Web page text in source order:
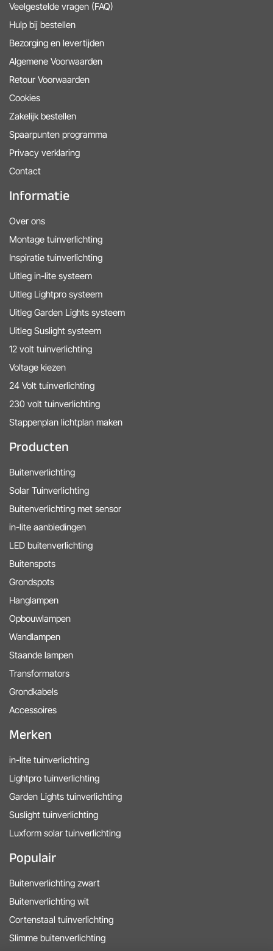
Veelgestelde vragen (FAQ)
Hulp bij bestellen
Bezorging en levertijden
Algemene Voorwaarden
Retour Voorwaarden
Cookies
Zakelijk bestellen
Spaarpunten programma
Privacy verklaring
Contact
Informatie
Over ons
Montage tuinverlichting
Inspiratie tuinverlichting
Uitleg in-lite systeem
Uitleg Lightpro systeem
Uitleg Garden Lights systeem
Uitleg Suslight systeem
12 volt tuinverlichting
Voltage kiezen
24 Volt tuinverlichting
230 volt tuinverlichting
Stappenplan lichtplan maken
Producten
Buitenverlichting
Solar Tuinverlichting
Buitenverlichting met sensor
in-lite aanbiedingen
LED buitenverlichting
Buitenspots
Grondspots
Hanglampen
Opbouwlampen
Wandlampen
Staande lampen
Transformators
Grondkabels
Accessoires
Merken
in-lite tuinverlichting
Lightpro tuinverlichting
Garden Lights tuinverlichting
Suslight tuinverlichting
Luxform solar tuinverlichting
Populair
Buitenverlichting zwart
Buitenverlichting wit
Cortenstaal tuinverlichting
Slimme buitenverlichting